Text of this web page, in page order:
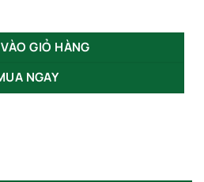
15W GSOBM1X số lượng
GIỎ HÀNG
NGAY